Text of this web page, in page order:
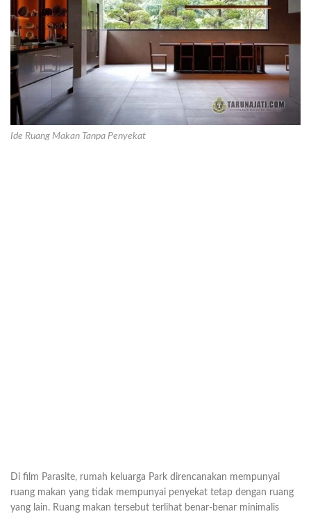
Ide Ruang Makan Tanpa Penyekat
Di film Parasite, rumah keluarga Park direncanakan mempunyai
ruang makan yang tidak mempunyai penyekat tetap dengan ruang
yang lain. Ruang makan tersebut terlihat benar-benar minimalis